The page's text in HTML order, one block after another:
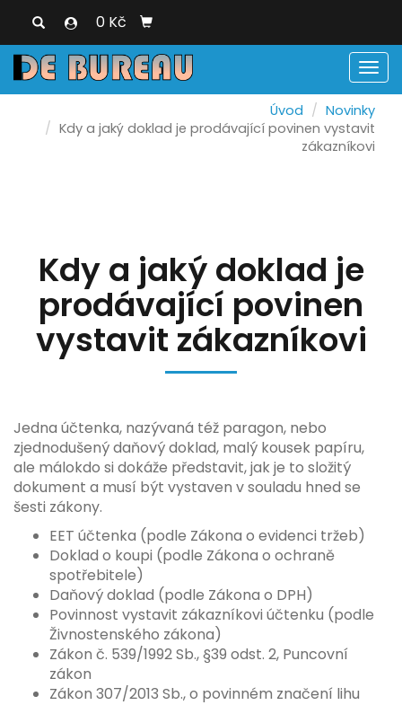
0 Kč
Úvod
Novinky
Kdy a jaký doklad je prodávající povinen vystavit
zákazníkovi
Kdy a jaký doklad je
prodávající povinen
vystavit zákazníkovi
Jedna účtenka, nazývaná též paragon, nebo
zjednodušený daňový doklad, malý kousek papíru,
ale málokdo si dokáže představit, jak je to složitý
dokument a musí být vystaven v souladu hned se
šesti zákony.
EET účtenka (podle Zákona o evidenci tržeb)
Doklad o koupi (podle Zákona o ochraně
spotřebitele)
Daňový doklad (podle Zákona o DPH)
Povinnost vystavit zákazníkovi účtenku (podle
Živnostenského zákona)
Zákon č. 539/1992 Sb.,§39 odst. 2, Puncovní
zákon
Zákon 307/2013 Sb., o povinném značení lihu